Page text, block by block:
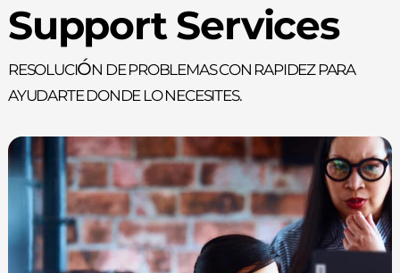
Support Services
Resolución de problemas con rapidez para
ayudarte donde lo necesites.